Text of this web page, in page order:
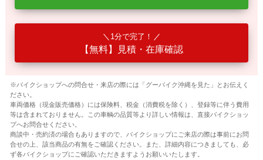
1分で完了！
【無料】見積・在庫確認
※バイクショップへの問合せ・来店の際には「グーバイク沖縄を見た」とお伝えく
ださい。
車両価格（現金販売価格）には保険料、税金（消費税を除く）、登録等に伴う費用
等は含まれておりません。この車輌の品質等より詳しい情報は、直接バイクショッ
プへお問合せください。
商談中・売約済の場合もありますので、バイクショップにご来店の際は事前にお問
合せの上、該当商品の有無をご確認ください。また、詳細内容につきましても、必
ず各バイクショップにご確認いただきますようお願いいたします。